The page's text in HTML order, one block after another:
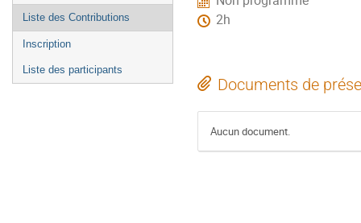
l'événement
Liste des Contributions
Inscription
Liste des participants
2h
Documents de
Aucun document.